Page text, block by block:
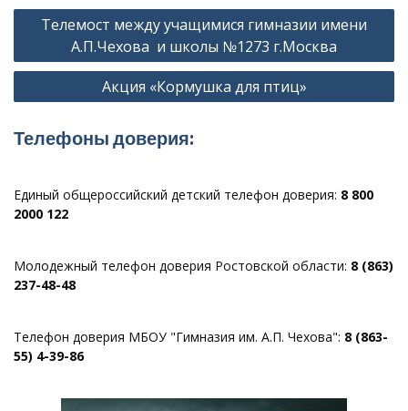
Навигация
записям
Телемост между учащимися гимназии имени
А.П.Чехова и школы №1273 г.Москва
Акция «Кормушка для птиц»
Телефоны доверия:
Единый общероссийский детский телефон доверия: 8 800
2000 122
Молодежный телефон доверия Ростовской области: 8 (863)
237-48-48
Телефон доверия МБОУ "Гимназия им. А.П. Чехова": 8 (863-
55) 4-39-86